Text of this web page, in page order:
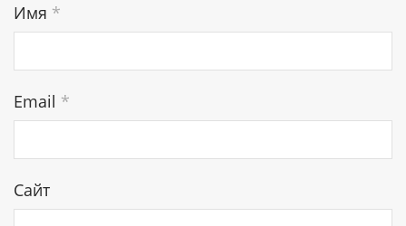
Имя *
Email *
Сайт